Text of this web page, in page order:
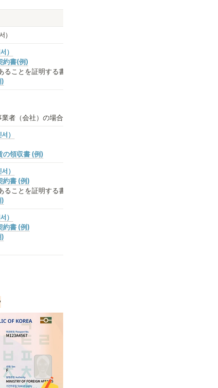
）
）
約書(例)
ことを証明する書類)
)
者（会社）の場合のみ)
）
の領収書 (例)
）
約書 (例)
ことを証明する書類)
)
）
約書 (例)
)